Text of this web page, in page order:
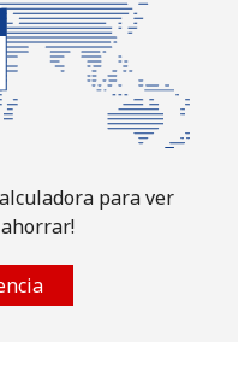
para ver